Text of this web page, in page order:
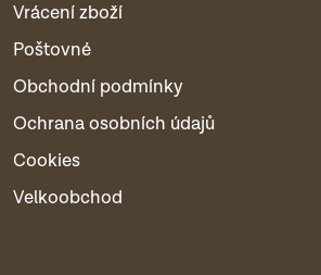
Vrácení zboží
Poštovné
Obchodní podmínky
Ochrana osobních údajů
Cookies
Velkoobchod